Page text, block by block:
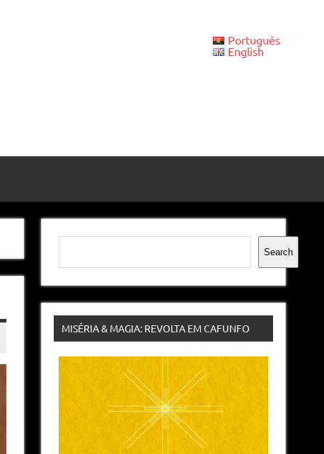
Português
English
Pesquisar
Search
MISÉRIA & MAGIA: REVOLTA EM CAFUNFO